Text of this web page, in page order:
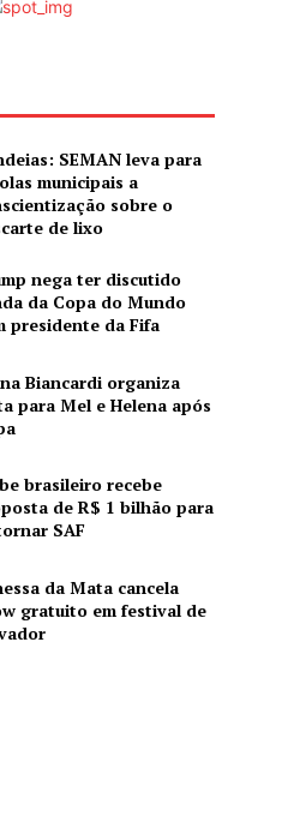
SEMAN leva para
municipais a
sobre o
de lixo
nega ter discutido
da Copa do Mundo
presidente da Fifa
Biancardi organiza
para Mel e Helena após
brasileiro recebe
de R$ 1 bilhão para
SAF
da Mata cancela
gratuito em festival de